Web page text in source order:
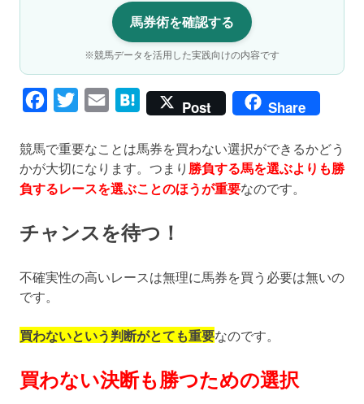
馬券術を確認する
※競馬データを活用した実践向けの内容です
Facebook
Twitter Email Hatena Post Share
競馬で重要なことは馬券を買わない選択ができるかどう
かが大切になります。つまり 勝負する馬を選ぶよりも勝
負するレースを選ぶことのほうが重要なのです。
チャンスを待つ！
不確実性の高いレースは無理に馬券を買う必要は無いの
です。
買わないという判断がとても重要なのです。
買わない決断も勝つための選択